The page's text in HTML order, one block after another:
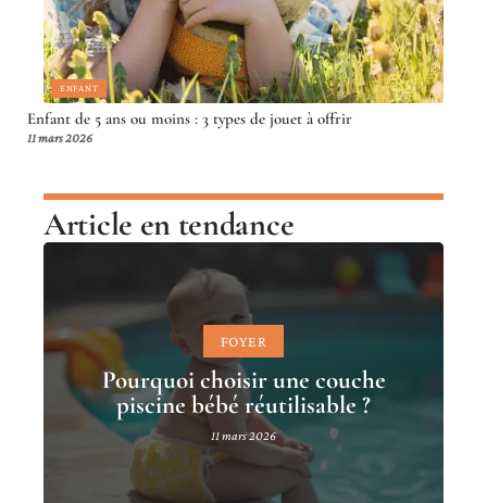
ENFANT
Enfant de 5 ans ou moins : 3 types de jouet à offrir
11 mars 2026
Article en tendance
FOYER
Pourquoi choisir une couche
piscine bébé réutilisable ?
11 mars 2026